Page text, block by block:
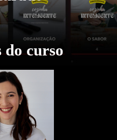
do curso